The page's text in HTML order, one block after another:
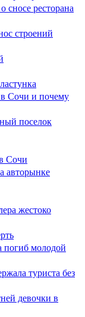
сносе ресторана
строений
Сочи и почему
поселок
Сочи
авторынке
жестоко
погиб молодой
туриста без
девочки в